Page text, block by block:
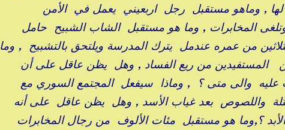
, وماهو مستقبل رجل اربعيني يعمل في الأمن
المخابرات , وما هو مستقبل الشاب الشبيح حامل
من عمره عندمل يترك المدرسة ويلتحق بالتشبيح , وما
من ريع الفساد , وهل يظن عاقل على أن
والى متى ؟ , وماذا سيفعل المجتمع السوري مع
واللصوص بعد غياب الأسد , وهل يظن عاقل على أنه
؟,وما هو مستقبل مئات الألوف من رجال المخابرات